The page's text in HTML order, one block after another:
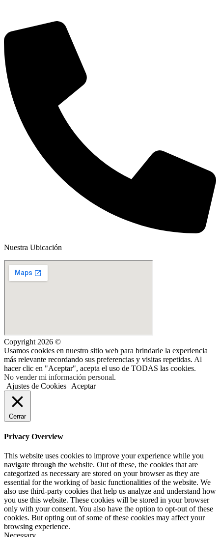
Nuestra Ubicación
Copyright 2026 ©
Usamos cookies en nuestro sitio web para brindarle la experiencia
más relevante recordando sus preferencias y visitas repetidas. Al
hacer clic en "Aceptar", acepta el uso de TODAS las cookies.
No vender mi información personal.
Ajustes de Cookies
Aceptar
Cerrar
Privacy Overview
This website uses cookies to improve your experience while you
navigate through the website. Out of these, the cookies that are
categorized as necessary are stored on your browser as they are
essential for the working of basic functionalities of the website. We
also use third-party cookies that help us analyze and understand how
you use this website. These cookies will be stored in your browser
only with your consent. You also have the option to opt-out of these
cookies. But opting out of some of these cookies may affect your
browsing experience.
Necessary